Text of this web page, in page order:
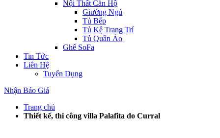
Nội Thất Căn Hộ
Giường Ngủ
Tủ Bếp
Tủ Kệ Trang Trí
Tủ Quần Áo
Ghế SoFa
Tin Tức
Liên Hệ
Tuyển Dụng
Nhận Báo Giá
Trang chủ
Thiết kế, thi công villa Palafita do Curral